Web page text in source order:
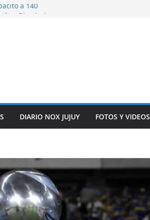
a 140
9 de Julio con
cursantes del
DIARIO NOX JUJUY FOTOS Y VIDEOS